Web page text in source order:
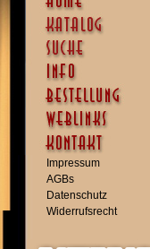
Impressum
AGBs
Datenschutz
Widerrufsrecht